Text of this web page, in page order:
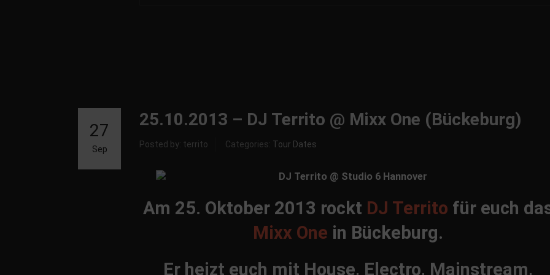
25.10.2013 – DJ Territo @ Mixx One (Bückeburg)
Posted by: territo Categories: Tour Dates
27
Sep
Am 25. Oktober 2013 rockt DJ Territo für euch
Mixx One in Bückeburg.
Er heizt euch mit House, Electro, Mainstream,